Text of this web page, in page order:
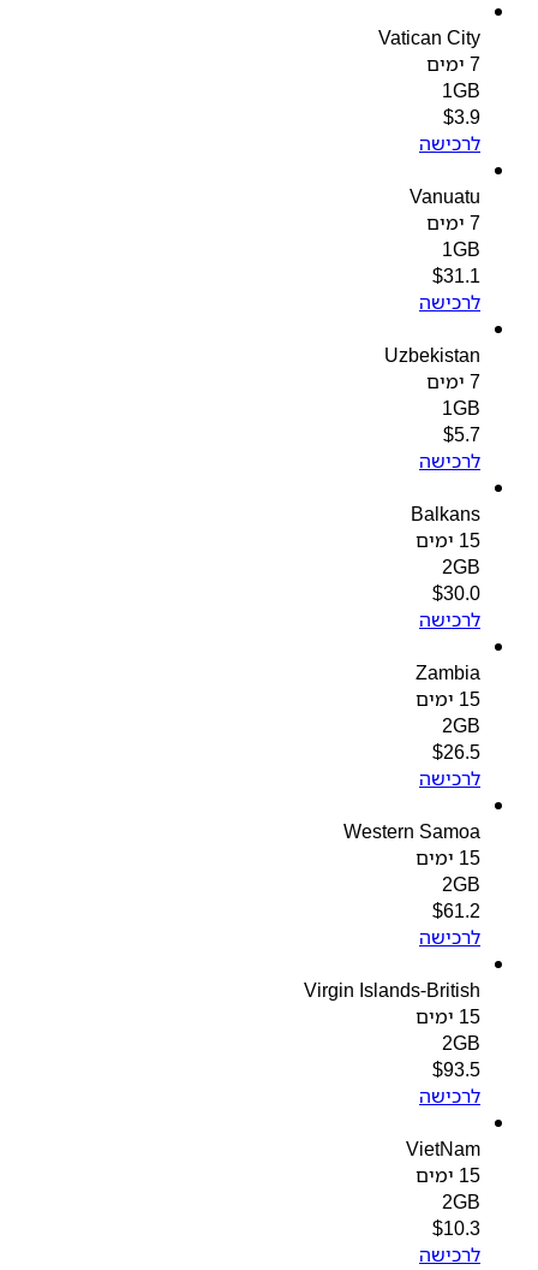
Vatican City
1GB
$
לרכישה
Vanuatu
1GB
$31.1
לרכישה
Uzbekistan
1GB
$
לרכישה
Balkans
2GB
$30.0
לרכישה
Zambia
2GB
$26.5
לרכישה
Western Samoa
2GB
$61.2
לרכישה
Virgin Islands-British
2GB
$93.5
לרכישה
VietNam
2GB
$10.3
לרכישה